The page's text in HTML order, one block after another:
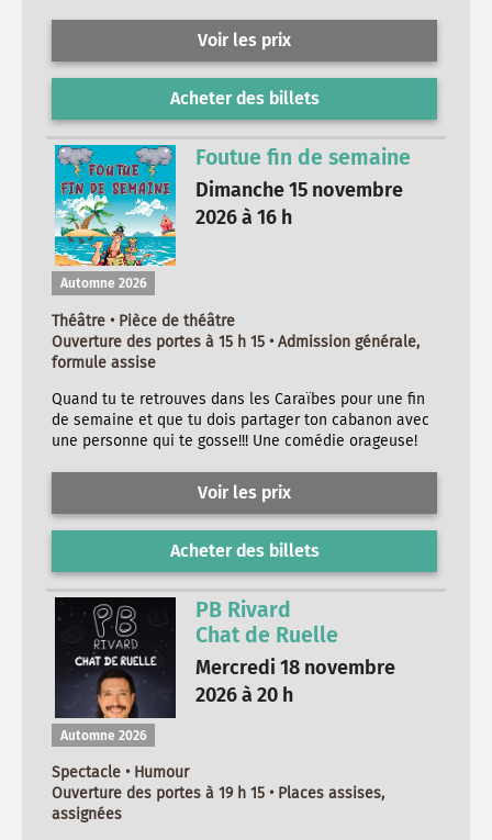
Voir les prix
Acheter des billets
Foutue fin de semaine
Dimanche 15 novembre
2026 à 16 h
Automne 2026
Théâtre • Pièce de théâtre
Ouverture des portes à 15 h 15 • Admission générale,
formule assise
Quand tu te retrouves dans les Caraïbes pour une fin
de semaine et que tu dois partager ton cabanon avec
une personne qui te gosse!!! Une comédie orageuse!
Voir les prix
Acheter des billets
PB Rivard
Chat de Ruelle
Mercredi 18 novembre
2026 à 20 h
Automne 2026
Spectacle • Humour
Ouverture des portes à 19 h 15 • Places assises,
assignées